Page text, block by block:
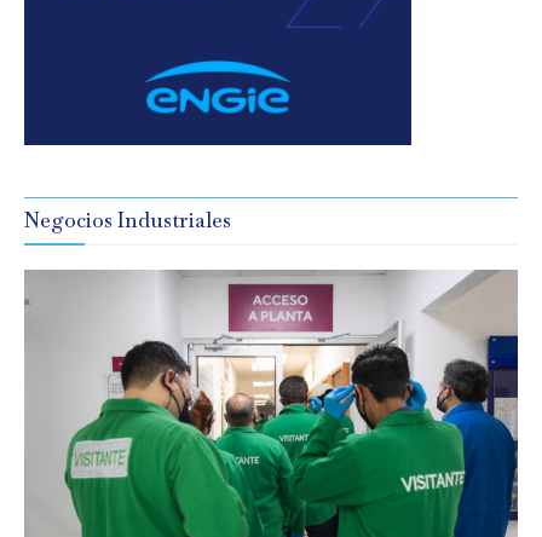
Negocios Industriales